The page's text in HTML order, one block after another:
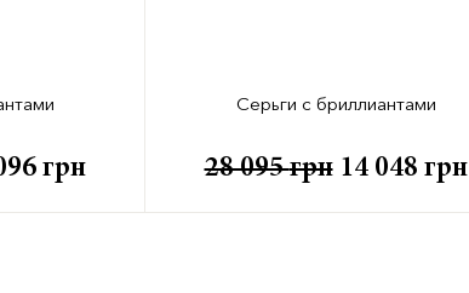
грн
Серьги с бриллиантами
28 095грн 14 048 грн